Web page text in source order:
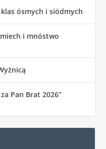
ósmych i siódmych
i mnóstwo
Pan Brat 2026”